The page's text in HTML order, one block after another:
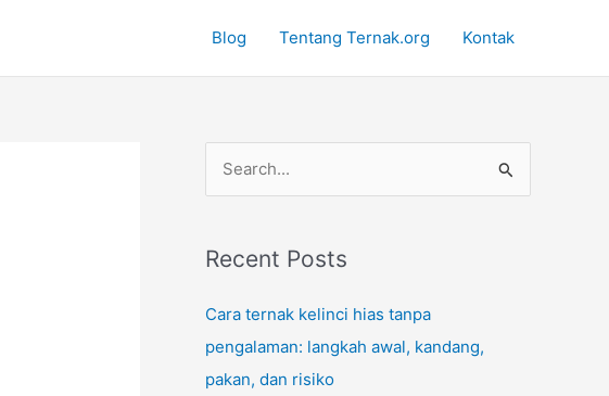
Blog Tentang Ternak.org Kontak
r
h
f
o
Recent Posts
Cara ternak kelinci hias tanpa
pengalaman: langkah awal, kandang,
pakan, dan risiko